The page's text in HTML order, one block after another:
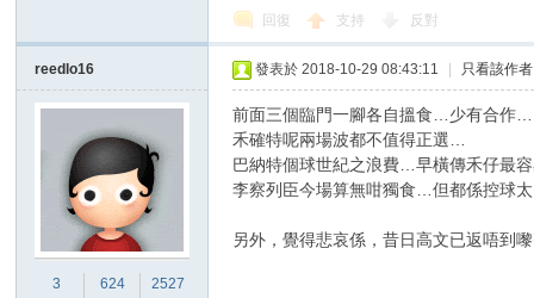
回復 支持 反對
reedlo16
3
624
2527
發表於 2018-10-29 08:43:11 只看該作者
前面三個臨門一腳各自搵食…少有合作…
禾確特呢兩場波都不值得正選…
巴納特個球世紀之浪費…早橫傳禾仔最
李察列臣今場算無咁獨食…但都係控球
另外，覺得悲哀係，昔日高文已返唔到